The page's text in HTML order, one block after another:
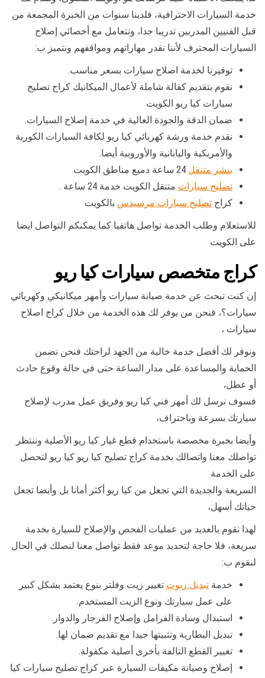
خدمة السيارات الاحترافية، فلدينا سنوات من الخبرة المجمعة من
قبل الفنيين المدربين تدريبا جدا، ونتعامل مع أخصائي إصلاح
السيارات المحترف لأننا نقدر مهاراتهم ومواقفهم ونتميز ب:
توفيرنا لخدمة اصلاح سيارات بسعر مناسب.
نقوم بتقديم كفالة شاملة لأعمال الميكانيك كراج تصليح
سيارات كيا ريو الكويت
ضمان الدقة والجودة العالية في خدمة إصلاح السيارات.
نقدم خدمة ورشة كهربائي كيا ريو لكافة السيارات الكورية
والأمريكية واليابانية والأوروبية أيضا.
بنشر متنقل
تصليح سيارات متنقل الكويت خدمة 24 ساعة .
كراج تصليح سيارات مرسيدس بالكويت
للاستعلام وطلب الخدمة تواصل هاتفيا كما يمكنكم التواصل ايضا
على الكويت
كراج متخصص سيارات كيا ريو
إن كنت تبحث عن خدمة صيانة سيارات وأمهر ميكانيكي وكهربائي
سيارات؟، فنحن من يوفر لك هذه الخدمة من خلال كراج اصلاح
سيارات ،
ونوفر لك أفضل خدمة خالية من الجهد لراحتك فنحن نضمن
الحماية والمساعدة على مدار الساعة حتى في حالة وقوع حادث
أو عطل،
فسوف نرسل لك أمهر فني كيا ريو وفريق عمل مدرب لإصلاح
سيارتك بسرعة وباحتراف،
وأيضا بخبرة مخصصة باستخدام قطع غيار كيا ريو الأصلية وننتظر
تواصلك معنا واتصالك بخدمة كراج تصليح كيا ريو كيا ريو لتحصل
على الخدمة
السريعة والجديدة التي تجعل من كيا ريو أكثر أمانا بل وأيضا تجعل
حياتك أسهل،
لهذا نقوم بالعديد من عمليات الفحص والإصلاح للسيارة بخدمة
سريعة، فلا حاجة لتحديد موعد فقط تواصل معنا لنصلك في الحال
لنقوم ب:
خدمة تبديل زيوت تغيير زيت وفلتر بنوع يعتمد بشكل كبير
على عمل سيارتك ونوع الزيت المستخدم.
استبدال وسادة الفرامل وإصلاح الفرجار والدوار.
تبديل البطارية وتثبيتها جيدا مع تقديم ضمان لها.
تغيير القطع التالفة بأخرى أصلية مكفولة.
إصلاح وصيانة مكيفات السيارة عبر كراج تصليح سيارات كيا